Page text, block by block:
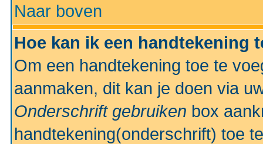
Naar boven
Hoe kan ik een handtekening
Om een handtekening toe te
aanmaken, dit kan je doen via
Onderschrift gebruiken box
handtekening(onderschrift) toe